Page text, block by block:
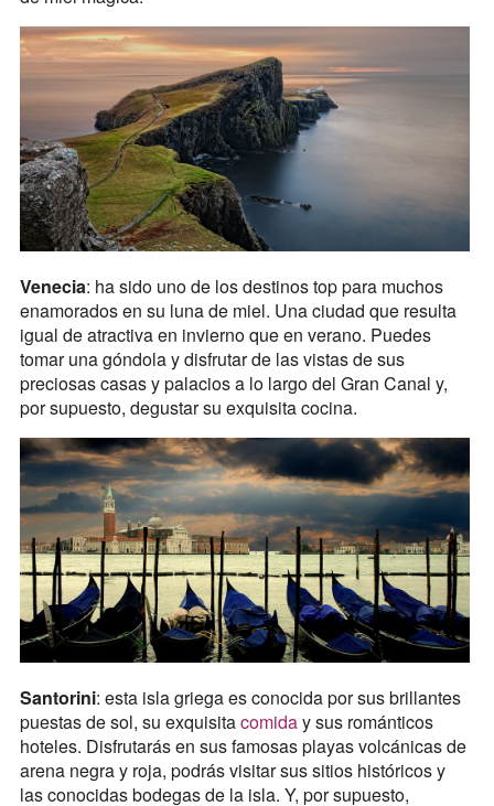
Venecia: ha sido uno de los destinos top para muchos
enamorados en su luna de miel. Una ciudad que resulta
igual de atractiva en invierno que en verano. Puedes
tomar una góndola y disfrutar de las vistas de sus
preciosas casas y palacios a lo largo del Gran Canal y,
por supuesto, degustar su exquisita cocina.
Santorini: esta isla griega es conocida por sus brillantes
puestas de sol, su exquisitacomiday sus románticos
hoteles. Disfrutarás en sus famosas playas volcánicas de
arena negra y roja, podrás visitar sus sitios históricos y
las conocidas bodegas de la isla. Y, por supuesto,